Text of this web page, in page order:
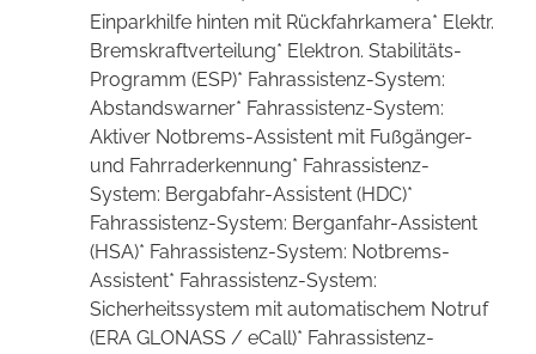
Einparkhilfe hinten mit Rückfahrkamera* Elektr.
Bremskraftverteilung* Elektron. Stabilitäts-
Programm (ESP)* Fahrassistenz-System:
Abstandswarner* Fahrassistenz-System:
Aktiver Notbrems-Assistent mit Fußgänger-
und Fahrraderkennung* Fahrassistenz-
System: Bergabfahr-Assistent (HDC)*
Fahrassistenz-System: Berganfahr-Assistent
(HSA)* Fahrassistenz-System: Notbrems-
Assistent* Fahrassistenz-System:
Sicherheitssystem mit automatischem Notruf
(ERA GLONASS / eCall)* Fahrassistenz-